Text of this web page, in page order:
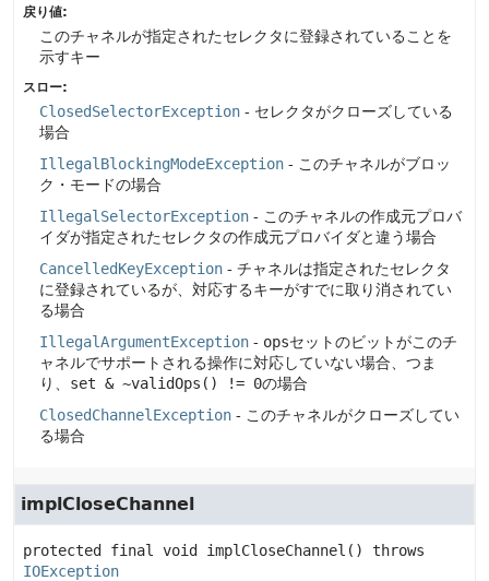
戻り値:
このチャネルが指定されたセレクタに登録されていることを
示すキー
スロー:
ClosedSelectorException - セレクタがクローズしている
場合
IllegalBlockingModeException - このチャネルがブロッ
ク・モードの場合
IllegalSelectorException - このチャネルの作成元プロバ
イダが指定されたセレクタの作成元プロバイダと違う場合
CancelledKeyException - チャネルは指定されたセレクタ
に登録されているが、対応するキーがすでに取り消されてい
る場合
IllegalArgumentException - opsセットのビットがこのチ
ャネルでサポートされる操作に対応していない場合、つま
り、 set & ~validOps() != 0の場合
ClosedChannelException - このチャネルがクローズしてい
る場合
implCloseChannel
protected final void implCloseChannel () throws
IOException